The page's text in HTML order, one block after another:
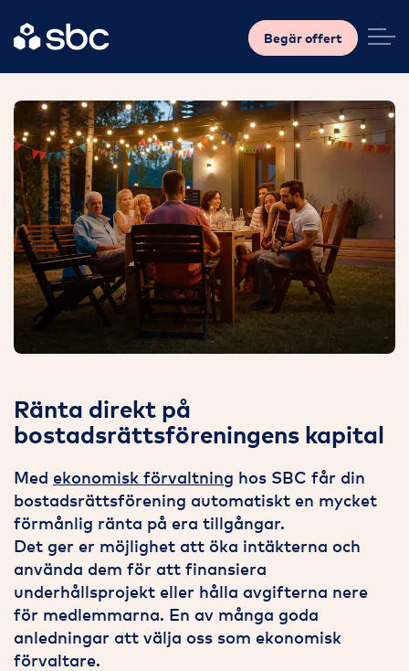
Begär offert
Ränta direkt på
bostadsrättsföreningens kapital
Med ekonomisk förvaltning hos SBC får din
bostadsrättsförening automatiskt en mycket
förmånlig ränta på era tillgångar.
Det ger er möjlighet att öka intäkterna och
använda dem för att finansiera
underhållsprojekt eller hålla avgifterna nere
för medlemmarna. En av många goda
anledningar att välja oss som ekonomisk
förvaltare.